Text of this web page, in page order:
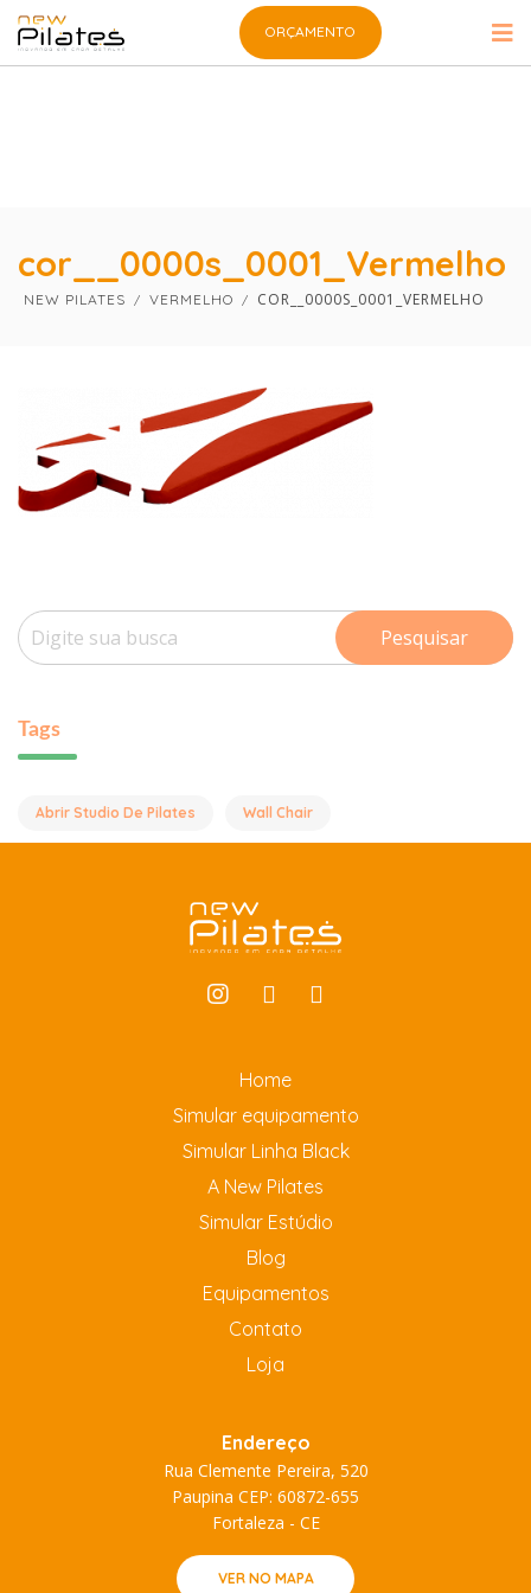
ORÇAMENTO ×
×
cor__0000s_0001_Vermelho
NEW PILATES VERMELHO COR__0000S_0001_VERMELHO
Pesquisar
Tags
Abrir Studio De Pilates Wall Chair
Home
Simular equipamento
Simular Linha Black
A New Pilates
Simular Estúdio
Blog
Equipamentos
Contato
Loja
Endereço
Rua Clemente Pereira, 520
Paupina CEP: 60872-655
Fortaleza - CE
VER NO MAPA